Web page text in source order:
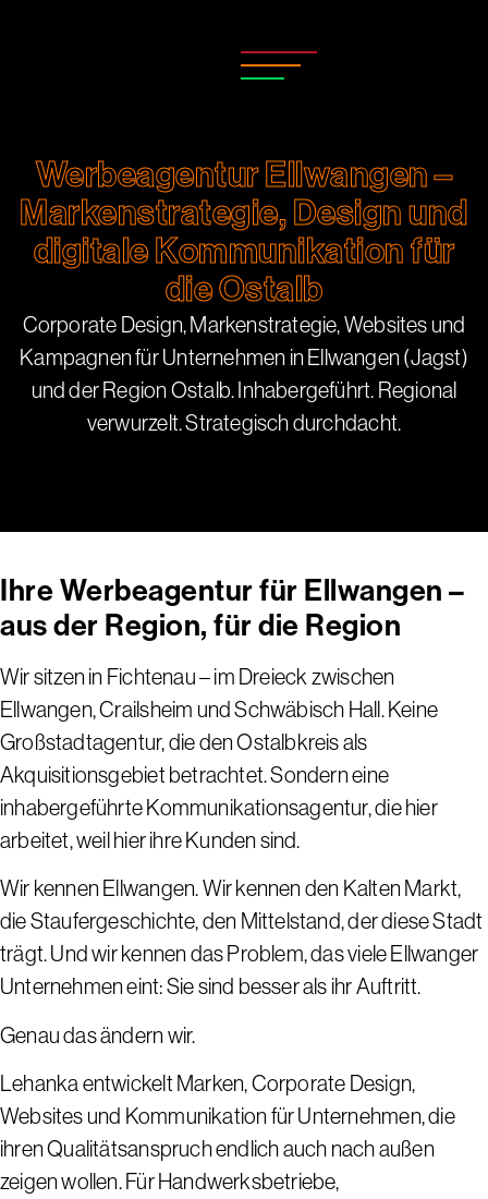
Werbeagentur Ellwangen –
Markenstrategie, Design und
digitale Kommunikation für
die Ostalb
Corporate Design, Markenstrategie, Websites und
Kampagnen für Unternehmen in Ellwangen (Jagst)
und der Region Ostalb. Inhabergeführt. Regional
verwurzelt. Strategisch durchdacht.
Ihre Werbeagentur für Ellwangen –
aus der Region, für die Region
Wir sitzen in Fichtenau – im Dreieck zwischen
Ellwangen, Crailsheim und Schwäbisch Hall. Keine
Großstadtagentur, die den Ostalbkreis als
Akquisitionsgebiet betrachtet. Sondern eine
inhabergeführte Kommunikationsagentur, die hier
arbeitet, weil hier ihre Kunden sind.
Wir kennen Ellwangen. Wir kennen den Kalten Markt,
die Staufergeschichte, den Mittelstand, der diese Stadt
trägt. Und wir kennen das Problem, das viele Ellwanger
Unternehmen eint: Sie sind besser als ihr Auftritt.
Genau das ändern wir.
Lehanka entwickelt Marken, Corporate Design,
Websites und Kommunikation für Unternehmen, die
ihren Qualitätsanspruch endlich auch nach außen
zeigen wollen. Für Handwerksbetriebe,